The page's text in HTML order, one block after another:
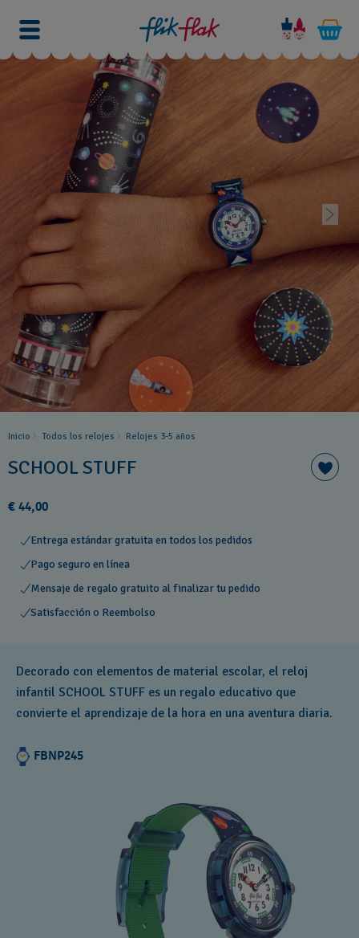
Inicio Todos los relojes Relojes 3-5 años ​
SCHOOL STUFF
€ 44,00
Entrega estándar gratuita en todos los pedidos
Pago seguro en línea
Mensaje de regalo gratuito al finalizar tu pedido
Satisfacción o Reembolso
Decorado con elementos de material escolar, el reloj
infantil SCHOOL STUFF es un regalo educativo que
convierte el aprendizaje de la hora en una aventura diaria.
FBNP245